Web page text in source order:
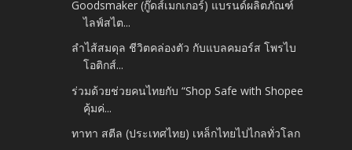
Goodsmaker (กู๊ดส์เมกเกอร์) แบรนด์ผลิตภัณฑ์
ไลฟ์สไต...
ลำไส้สมดุล ชีวิตคล่องตัว กับแบลคมอร์ส โพรไบ
โอติกส์...
ร่วมด้วยช่วยคนไทยกับ “Shop Safe with Shopee
คุ้มค่...
ทาทา สตีล (ประเทศไทย) เหล็กไทยไปไกลทั่วโลก